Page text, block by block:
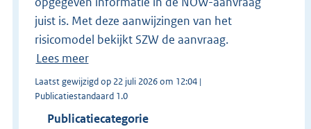
juist is. Met deze aanwijzingen van het
risicomodel bekijkt SZW de aanvraag.
Lees meer
Laatst gewijzigd op 22 juli 2026 om 12:04 |
Publicatiestandaard 1.0
Publicatiecategorie